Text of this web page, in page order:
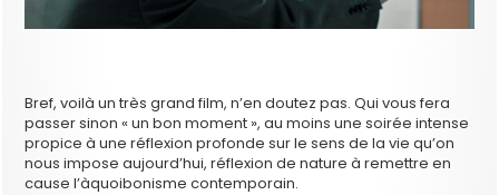
Bref, voilà un très grand film, n’en doutez pas. Qui vous fera
passer sinon « un bon moment », au moins une soirée intense
propice à une réflexion profonde sur le sens de la vie qu’on
nous impose aujourd’hui, réflexion de nature à remettre en
cause l’àquoibonisme contemporain.